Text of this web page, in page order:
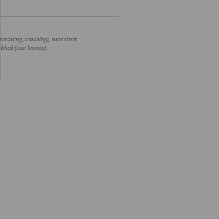
crawling), sunt strict
(vezi licența).